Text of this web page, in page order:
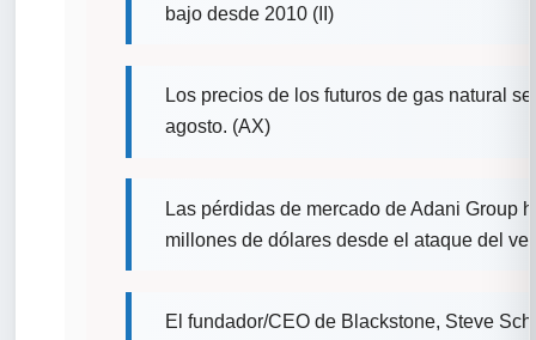
bajo desde 2010 (II)
Los precios de los futuros de gas natural
agosto. (AX)
Las pérdidas de mercado de Adani Group
millones de dólares desde el ataque del
El fundador/CEO de Blackstone, Steve